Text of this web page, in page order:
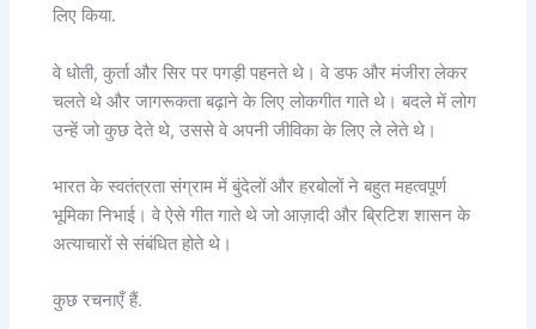
लिए किया.
वे धोती, कुर्ता और सिर पर पगड़ी पहनते थे। वे डफ और मंजीरा लेकर
चलते थे और जागरूकता बढ़ाने के लिए लोकगीत गाते थे। बदले में लोग
उन्हें जो कुछ देते थे, उससे वे अपनी जीविका के लिए ले लेते थे।
भारत के स्वतंत्रता संग्राम में बुंदेलों और हरबोलों ने बहुत महत्वपूर्ण
भूमिका निभाई। वे ऐसे गीत गाते थे जो आज़ादी और ब्रिटिश शासन के
अत्याचारों से संबंधित होते थे।
कुछ रचनाएँ हैं.